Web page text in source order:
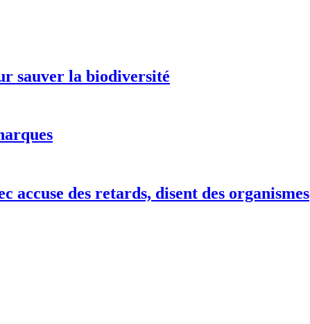
sauver la biodiversité
des retards, disent des organismes